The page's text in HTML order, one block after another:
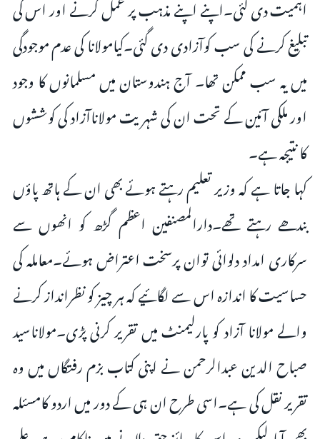
تبلیغ کرنے کی سب کوآزادی دی گئی۔کیامولانا کی عدم موجودگی
میں یہ سب ممکن تھا۔ آج ہندوستان میں مسلمانوں کا وجود
اور ملکی آئین کے تحت ان کی شہریت مولاناآزاد کی کوششوں
کا نتیجہ ہے۔
کہا جاتا ہے کہ وزیر تعلیم رہتے ہوئے بھی ان کے ہاتھ پاؤں
بندھے رہتے تھے۔دارالمصنفین اعظم گڑھ کو انھوں سے
سرکاری امداد دلوائی توان پرسخت اعتراض ہوئے۔معاملہ کی
حساسیت کا اندازہ اس سے لگائیے کہ ہر چیز کو نظرانداز کرنے
والے مولانا آزاد کو پارلیمنٹ میں تقریر کرنی پڑی۔مولاناسید
صباح الدین عبدالرحمن نے اپنی کتاب بزم رفتگاں میں وہ
تقریر نقل کی ہے۔اسی طرح ان ہی کے دور میں اردو کامسئلہ